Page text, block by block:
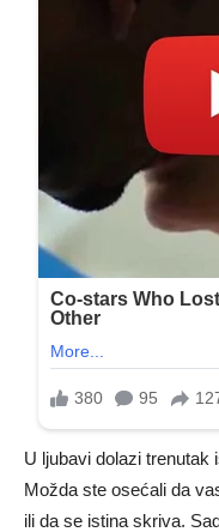
U ljubavi dolazi trenutak
Možda ste osećali da
ili da se istina skriva.